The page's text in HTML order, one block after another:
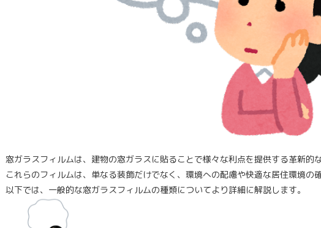
窓ガラスフィルムは、建物の窓ガラスに貼ることで様々な利点を提供する革新的な
これらのフィルムは、単なる装飾だけでなく、環境への配慮や快適な居住環境の
以下では、一般的な窓ガラスフィルムの種類についてより詳細に解説します。